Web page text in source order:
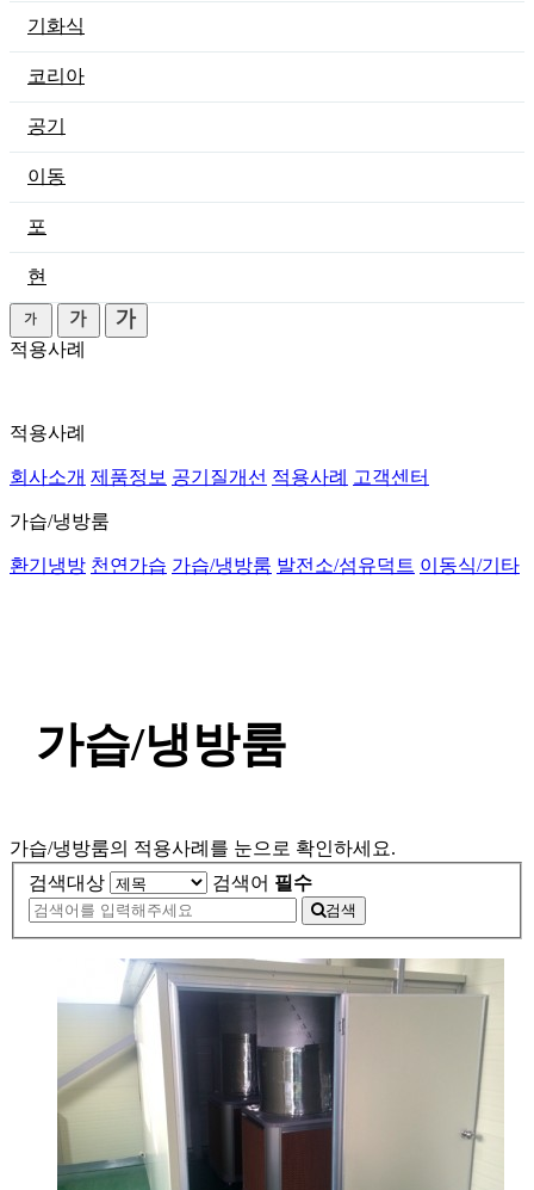
기화식
코리아
공기
이동
포
현
적용사례
적용사례
회사소개 제품정보 공기질개선 적용사례 고객센터
가습/냉방룸
환기냉방 천연가습 가습/냉방룸 발전소/섬유덕트 이동식/기타
가습/냉방룸
가습/냉방룸의 적용사례를 눈으로 확인하세요.
검색대상
검색어 필수
검색